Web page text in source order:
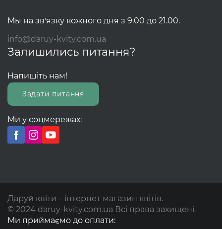
Мы на звʼязку кожного дня з 9.00 до 21.00.
info@daruy-kvity.com.ua
Залишились питання?
Напишіть нам!
Задати питання
Ми у соцмережах:
Даруй квіти – інтернет магазин квітів.
© 2024 daruy-kvity.com.ua Всі права захищені.
Ми приймаємо до оплати: